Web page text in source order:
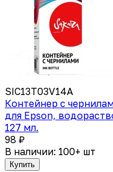
SIC13T03V14A
Контейнер с
для Epson,
127 мл.
98 ₽
В наличии: 100+ шт
Купить